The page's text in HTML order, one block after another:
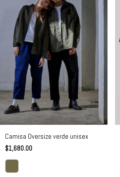
Camisa Oversize verde unisex
$1,680.00